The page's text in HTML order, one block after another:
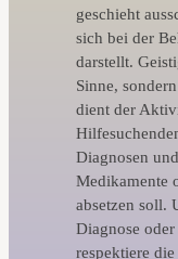
geschieht
sich bei der
darstellt.
Sinne,
dient der
Diagnosen
Medikamente
absetzen soll.
Diagnose
respektiere